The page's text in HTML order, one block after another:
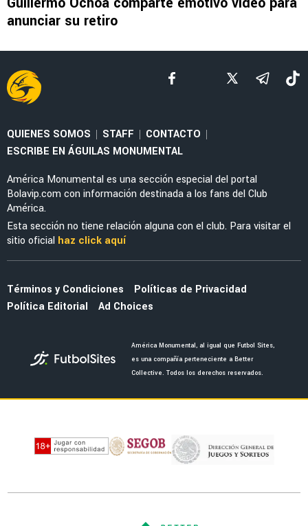
NOTICIAS
Guillermo Ochoa tendría nueva estafeta en
América tras retirarse
¿Guillermo Ochoa tendrá partido de homenaje